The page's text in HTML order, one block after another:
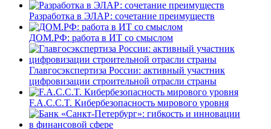
Разработка в ЭЛАР: сочетание преимуществ
ДОМ.РФ: работа в ИТ со смыслом
Главгосэкспертиза России: активный участник
цифровизации строительной отрасли страны
F.A.C.C.T. Кибербезопасность мирового уровня